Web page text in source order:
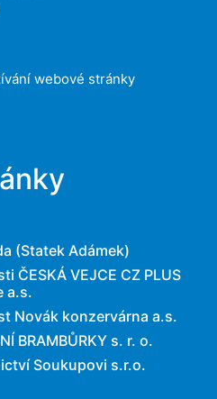
webové stránky
(Statek Adámek)
ČESKÁ VEJCE CZ PLUS
a.s.
Novák konzervárna a.s.
BRAMBŮRKY s. r. o.
Soukupovi s.r.o.